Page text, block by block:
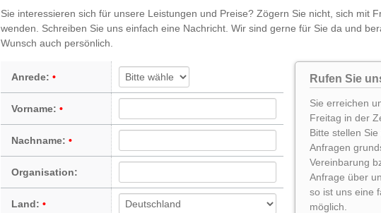
Sie interessieren sich für unsere Leistungen und Preise? Zögern Sie nicht, sich mit
wenden. Schreiben Sie uns einfach eine Nachricht. Wir sind gerne für Sie da und
Wunsch auch persönlich.
Anrede:
Vorname:
Nachname:
Organisation:
Land:
Rufen Sie
Sie erreichen
Freitag in der
Bitte stellen
Anfragen
Vereinbarung
Anfrage über
so ist uns eine
möglich.